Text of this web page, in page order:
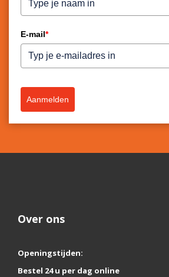
E-mail*
Aanmelden
Over ons
Openingstijden:
Bestel 24 u per dag online